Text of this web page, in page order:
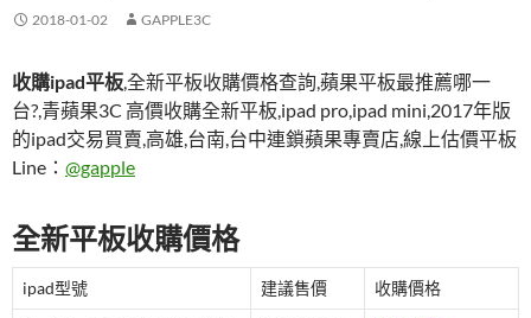
2018-01-02 GAPPLE3C
收購ipad平板,全新平板收購價格查詢,蘋果平板最推薦哪一
台?,青蘋果3C 高價收購全新平板,ipad pro,ipad mini,2017年版
的ipad交易買賣,高雄,台南,台中連鎖蘋果專賣店,線上估價平板
Line： @gapple
全新平板收購價格
ipad型號 建議售價 收購價格